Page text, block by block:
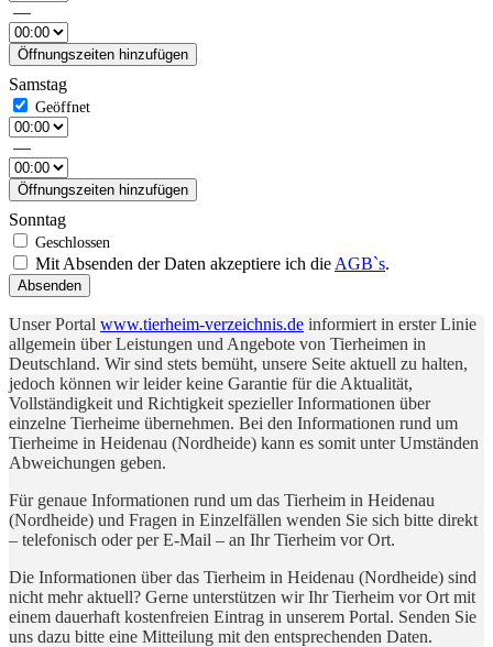
—
Öffnungszeiten hinzufügen
Samstag
—
Öffnungszeiten hinzufügen
Sonntag
Mit Absenden der Daten akzeptiere ich die AGB`s.
Absenden
Unser Portal www.tierheim-verzeichnis.de informiert in erster Linie
allgemein über Leistungen und Angebote von Tierheimen in
Deutschland. Wir sind stets bemüht, unsere Seite aktuell zu halten,
jedoch können wir leider keine Garantie für die Aktualität,
Vollständigkeit und Richtigkeit spezieller Informationen über
einzelne Tierheime übernehmen. Bei den Informationen rund um
Tierheime in Heidenau (Nordheide) kann es somit unter Umständen
Abweichungen geben.
Für genaue Informationen rund um das Tierheim in Heidenau
(Nordheide) und Fragen in Einzelfällen wenden Sie sich bitte direkt
– telefonisch oder per E-Mail – an Ihr Tierheim vor Ort.
Die Informationen über das Tierheim in Heidenau (Nordheide) sind
nicht mehr aktuell? Gerne unterstützen wir Ihr Tierheim vor Ort mit
einem dauerhaft kostenfreien Eintrag in unserem Portal. Senden Sie
uns dazu bitte eine Mitteilung mit den entsprechenden Daten.